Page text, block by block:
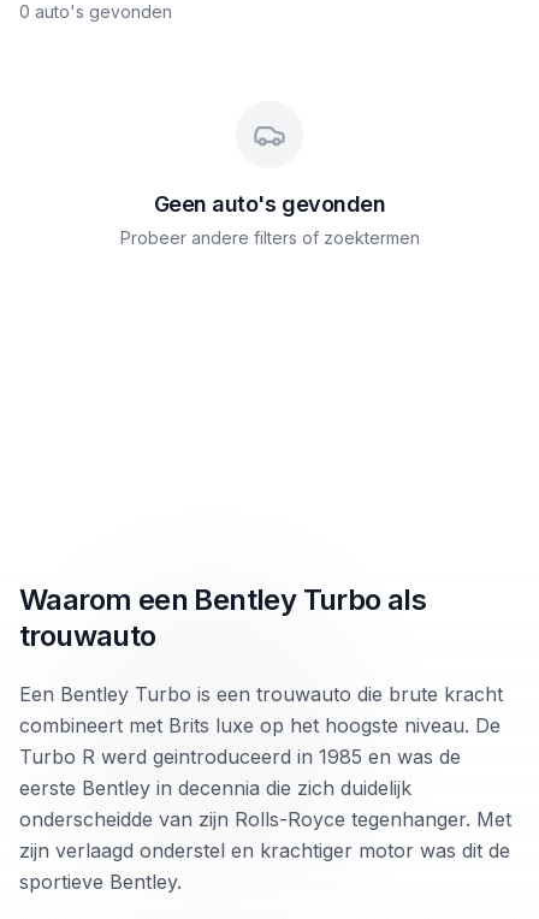
0 auto's gevonden
Geen auto's gevonden
Probeer andere filters of zoektermen
Waarom een Bentley Turbo als
trouwauto
Een Bentley Turbo is een trouwauto die brute kracht
combineert met Brits luxe op het hoogste niveau. De
Turbo R werd geintroduceerd in 1985 en was de
eerste Bentley in decennia die zich duidelijk
onderscheidde van zijn Rolls-Royce tegenhanger. Met
zijn verlaagd onderstel en krachtiger motor was dit de
sportieve Bentley.